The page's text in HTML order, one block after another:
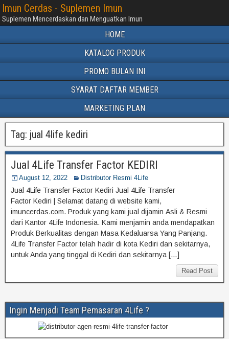
Imun Cerdas - Suplemen Imun
Suplemen Mencerdaskan dan Menguatkan Imun
HOME
KATALOG PRODUK
PROMO BULAN INI
SYARAT DAFTAR MEMBER
MARKETING PLAN
Tag: jual 4life kediri
Jual 4Life Transfer Factor KEDIRI
August 12, 2022 Distributor Resmi 4Life
Jual 4Life Transfer Factor Kediri Jual 4Life Transfer
Factor Kediri | Selamat datang di website kami,
imuncerdas.com. Produk yang kami jual dijamin Asli & Resmi
dari Kantor 4Life Indonesia. Kami menjamin anda mendapatkan
Produk Berkualitas dengan Masa Kedaluarsa Yang Panjang.
4Life Transfer Factor telah hadir di kota Kediri dan sekitarnya,
untuk Anda yang tinggal di Kediri dan sekitarnya […]
Read Post
Ingin Menjadi Team Pemasaran 4Life ?